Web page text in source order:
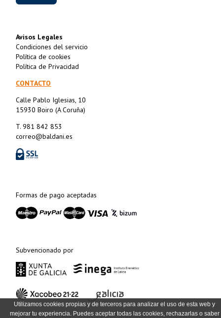
Utilizamos cookies propias y de terceros para analizar el uso de esta web y
mejorar tu experiencia. Puedes aceptar todas las cookies, rechazarlas o saber
Avisos Legales
Condiciones del servicio
Política de cookies
Política de Privacidad
CONTACTO
Calle Pablo Iglesias, 10
15930 Boiro (A Coruña)
T. 981 842 853
correo@baldani.es
Formas de pago aceptadas
Subvencionado por